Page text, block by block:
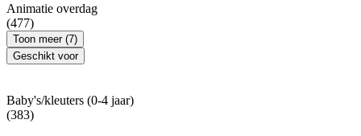
Animatie overdag
(477)
Toon meer (7)
Geschikt voor
Baby's/kleuters (0-4 jaar)
(383)